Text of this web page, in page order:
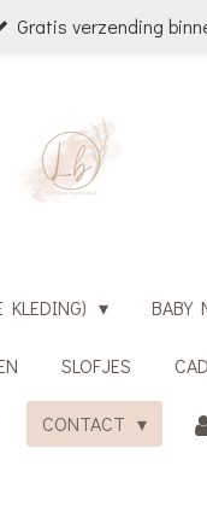
Gratis verzending
KLEDING) BABY
SLOFJES
CONTACT